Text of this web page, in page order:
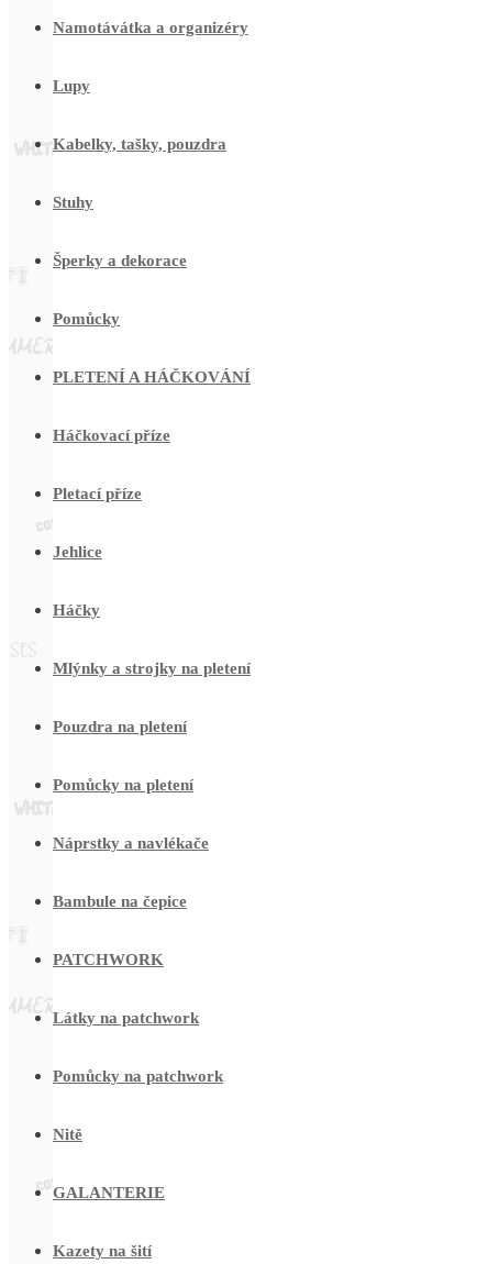
Namotávátka a organizéry
Lupy
Kabelky, tašky, pouzdra
Stuhy
Šperky a dekorace
Pomůcky
PLETENÍ A HÁČKOVÁNÍ
Háčkovací příze
Pletací příze
Jehlice
Háčky
Mlýnky a strojky na pletení
Pouzdra na pletení
Pomůcky na pletení
Náprstky a navlékače
Bambule na čepice
PATCHWORK
Látky na patchwork
Pomůcky na patchwork
Nitě
GALANTERIE
Kazety na šití